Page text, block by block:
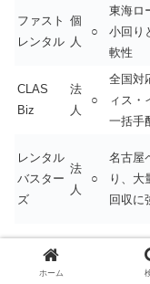
ファスト
レンタル
個
人
○
東海ロ
小回り
軟性
CLAS
Biz
法
人
○
全国対
ィス・
一括手
レンタル
バスター
ズ
法
人
○
名古屋
り、大
回収に
※最新条件は各社の
ホーム